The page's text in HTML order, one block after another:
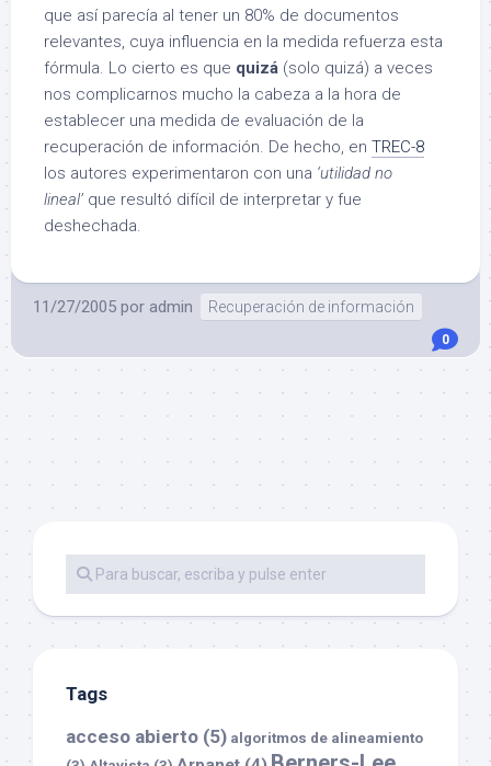
que así parecía al tener un 80% de documentos
relevantes, cuya influencia en la medida refuerza esta
fórmula. Lo cierto es que quizá (solo quizá) a veces
nos complicarnos mucho la cabeza a la hora de
establecer una medida de evaluación de la
recuperación de información. De hecho, en TREC-8
los autores experimentaron con una ‘utilidad no
lineal’ que resultó difícil de interpretar y fue
deshechada.
11/27/2005 por admin Recuperación de información
0
Tags
acceso abierto (5) algoritmos de alineamiento